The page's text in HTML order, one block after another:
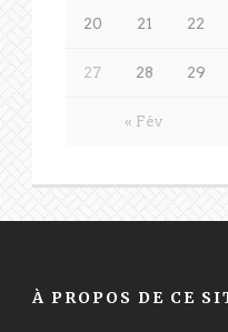
« Fév
20 21 22
27 28 29
À PROPOS DE CE